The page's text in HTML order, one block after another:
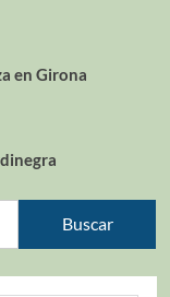
en Girona